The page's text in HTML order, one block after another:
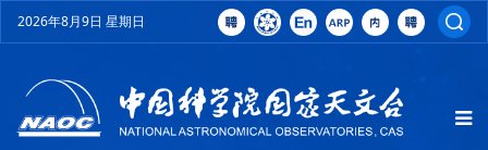
2026年8月9日 星期日